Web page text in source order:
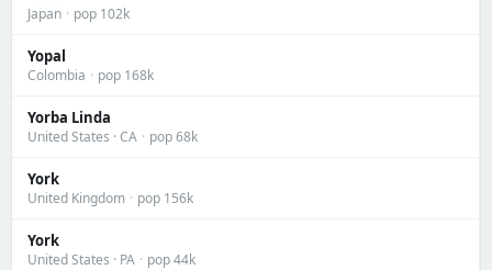
Japan · pop 102k
Yopal
Colombia · pop 168k
Yorba Linda
United States · CA · pop 68k
York
United Kingdom · pop 156k
York
United States · PA · pop 44k